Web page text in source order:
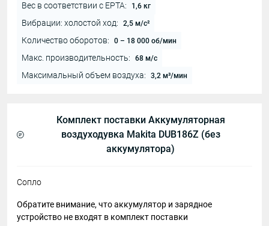
Вес в соответствии с EPTA: 1,6 кг
Вибрации: холостой ход: 2,5 м/с²
Количество оборотов: 0 – 18 000 об/мин
Макс. производительность: 68 м/с
Максимальный объем воздуха: 3,2 м³/мин
Комплект поставки Аккумуляторная
воздуходувка Makita DUB186Z (без
аккумулятора)
Сопло
Обратите внимание, что аккумулятор и зарядное
устройство не входят в комплект поставки